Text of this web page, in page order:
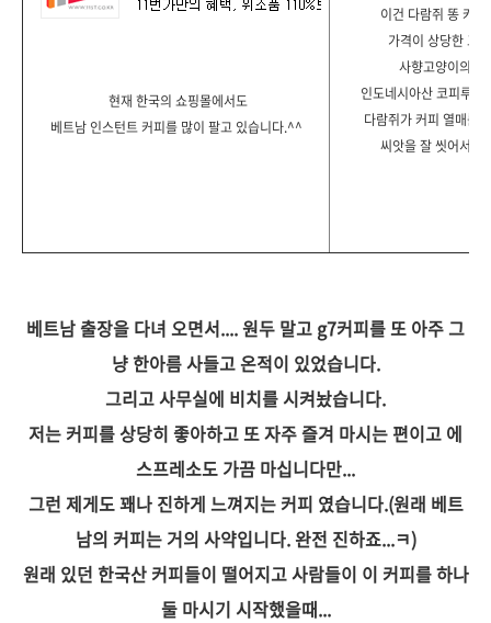
현재 한국의 쇼핑몰에서도
베트남 인스턴트 커피를 많이 팔고 있습니다.^^
이건 다람쥐 똥 커
가격이 상당한 고
사향고양이의
인도네시아산 코피루
다람쥐가 커피 열매를
씨앗을 잘 씻어서
베트남 출장을 다녀 오면서.... 원두 말고 g7커피를 또 아주 그
냥 한아름 사들고 온적이 있었습니다.
그리고 사무실에 비치를 시켜놨습니다.
저는 커피를 상당히 좋아하고 또 자주 즐겨 마시는 편이고 에
스프레소도 가끔 마십니다만...
그런 제게도 꽤나 진하게 느껴지는 커피 였습니다.(원래 베트
남의 커피는 거의 사약입니다. 완전 진하죠...ㅋ)
원래 있던 한국산 커피들이 떨어지고 사람들이 이 커피를 하나
둘 마시기 시작했을때...